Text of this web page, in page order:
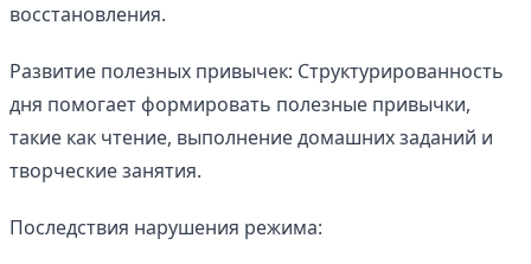
восстановления.
Развитие полезных привычек: Структурированность
дня помогает формировать полезные привычки,
такие как чтение, выполнение домашних заданий и
творческие занятия.
Последствия нарушения режима: